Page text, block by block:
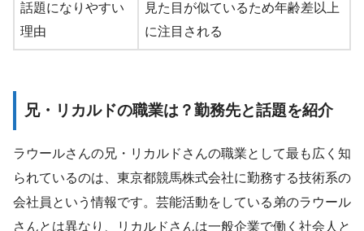
話題になりやすい
理由
見た目が似ているため年齢差以上
に注目される
兄・リカルドの職業は？勤務先と話題を紹介
ラウールさんの兄・リカルドさんの職業として最も広く知
られているのは、東京都競馬株式会社に勤務する技術系の
会社員という情報です。芸能活動をしている弟のラウール
さんとは異なり、リカルドさんは一般企業で働く社会人と